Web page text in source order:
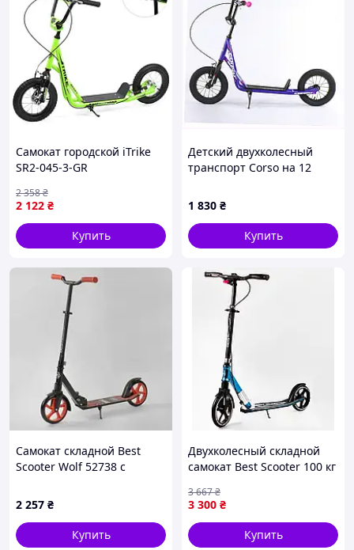
Основные характеристики:
Руль: усиленный BMX Steel T-Bar
Высота руля: 82 см
Зажим: тройной
Размер противни: 10 х 48 см
Колеса: PU 100 мм 88A с алюминиевыми
ступицами
Подшипники: ABEC 9 RS
Самокат городской iTrike
SR2-045-3-GR
2 122 ₴
2 358₴
Купить
Детский двухколесный
транспорт Corso на 12
172AA1B243
1 830 ₴
Купить
Самокат складной Best
Scooter Wolf 52738 с
подножкой, колеса PU - 20
см, Черный/Красный
2 257 ₴
Купить
Двухколесный складной
самокат Best Scooter 100 кг
3 300 ₴
3 667₴
Купить